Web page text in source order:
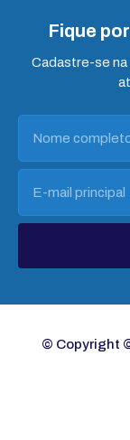
Fique
Cadastre-se
© Copyright